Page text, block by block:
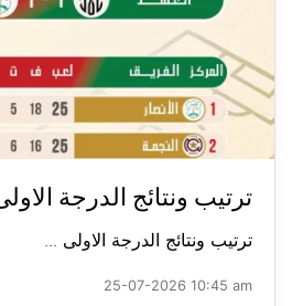
ترتيب ونتائج الدرجة
ترتيب ونتائج الدرجة الاولى ...
25-07-2026 10:45 am